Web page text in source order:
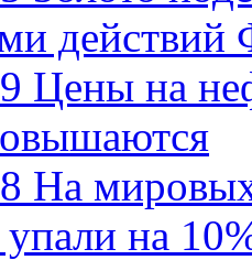
Цены на
На
упали на